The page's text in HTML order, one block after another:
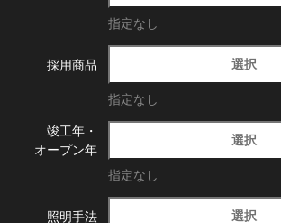
指定なし
採用商品 選択
指定なし
竣工年・
オープン年
選択
指定なし
照明手法 選択